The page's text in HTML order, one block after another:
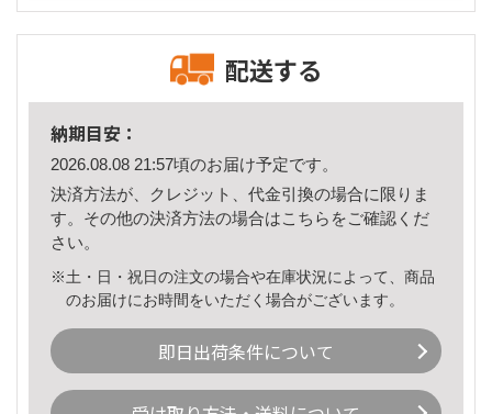
配送する
納期目安：
2026.08.08 21:57頃のお届け予定です。
決済方法が、クレジット、代金引換の場合に限りま
す。その他の決済方法の場合はこちら をご確認くだ
さい。
※土・日・祝日の注文の場合や在庫状況によって、商品
のお届けにお時間をいただく場合がございます。
即日出荷条件について